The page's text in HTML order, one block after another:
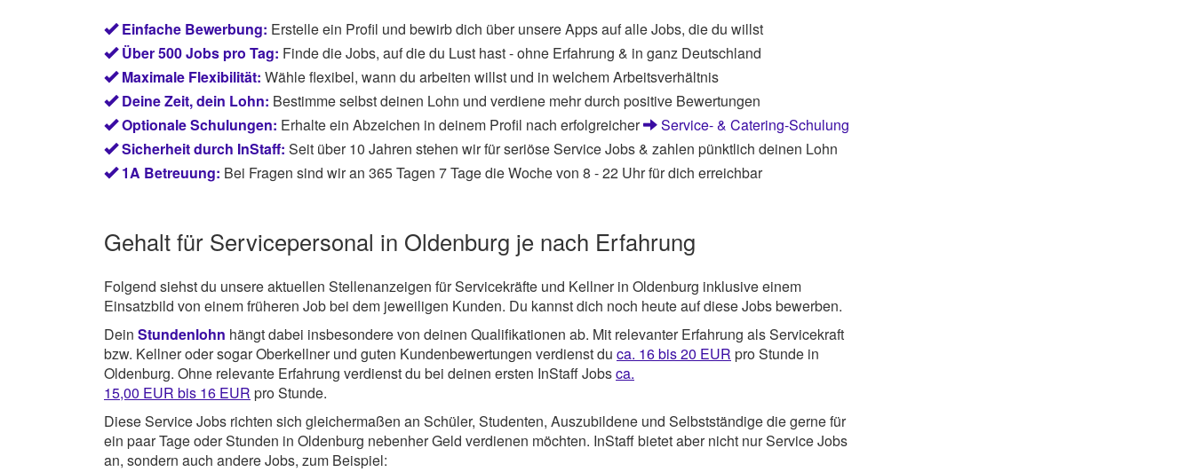
Einfache Bewerbung: Erstelle ein Profil und bewirb dich über unsere Apps auf alle Jobs, die du willst
Über 500 Jobs pro Tag: Finde die Jobs, auf die du Lust hast - ohne Erfahrung & in ganz Deutschland
Maximale Flexibilität: Wähle flexibel, wann du arbeiten willst und in welchem Arbeitsverhältnis
Deine Zeit, dein Lohn: Bestimme selbst deinen Lohn und verdiene mehr durch positive Bewertungen
Optionale Schulungen: Erhalte ein Abzeichen in deinem Profil nach erfolgreicher
Service- & Catering-Schulung
Sicherheit durch InStaff: Seit über 10 Jahren stehen wir für seriöse Service Jobs & zahlen pünktlich deinen Lohn
1A Betreuung: Bei Fragen sind wir an 365 Tagen 7 Tage die Woche von 8 - 22 Uhr für dich erreichbar
Gehalt für Servicepersonal in Oldenburg je nach Erfahrung
Folgend siehst du unsere aktuellen Stellenanzeigen für Servicekräfte und Kellner in Oldenburg inklusive einem
Einsatzbild von einem früheren Job bei dem jeweiligen Kunden. Du kannst dich noch heute auf diese Jobs bewerben.
Dein Stundenlohn hängt dabei insbesondere von deinen Qualifikationen ab. Mit relevanter Erfahrung als Servicekraft
bzw. Kellner oder sogar Oberkellner und guten Kundenbewertungen verdienst du ca. 16 bis 20 EUR pro Stunde in
Oldenburg. Ohne relevante Erfahrung verdienst du bei deinen ersten InStaff Jobsca.
15,00 EUR bis 16 EUR pro Stunde.
Diese Service Jobs richten sich gleichermaßen an Schüler, Studenten, Auszubildene und Selbstständige die gerne für
ein paar Tage oder Stunden in Oldenburg nebenher Geld verdienen möchten. InStaff bietet aber nicht nur Service Jobs
an, sondern auch andere Jobs, zum Beispiel: